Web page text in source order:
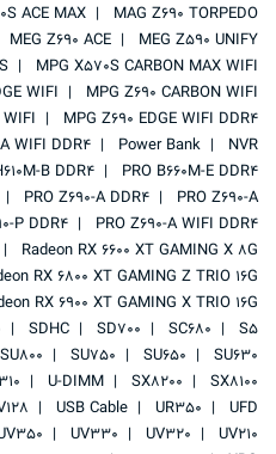
MAG Z690 TORPEDO
ACE MAX
MEG Z590 UNIFY
MEG Z690 ACE
MPG X570S CARBON MAX WIFI
MPG Z690 CARBON WIFI
WIFI
MPG Z690 EDGE WIFI DDR4
WIFI
NVR
Power Bank
WIFI DDR4
PRO B660M-E DDR4
B DDR4
PRO Z690-A
PRO Z690-A DDR4
PRO Z690-A WIFI DDR4
P DDR4
Radeon RX 6600 XT GAMING X 8G
RX 6800 XT GAMING Z TRIO 16G
RX 6900 XT GAMING X TRIO 16G
S5
SC680
SD700
SDHC
SU630
SU650
SU750
SU800
SX8100
SX8200
U-DIMM
UFD
UR350
USB Cable
UV210
UV320
UV330